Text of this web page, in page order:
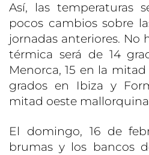
Así, las temperaturas
pocos cambios sobre
jornadas anteriores. No
térmica será de 14
Menorca, 15 en la
grados en Ibiza y
mitad oeste
El domingo, 16 de
brumas y los bancos